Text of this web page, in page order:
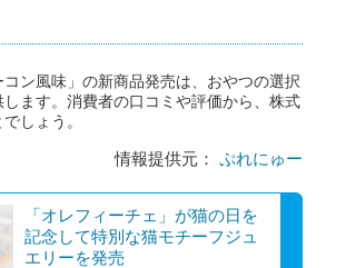
ン風味」の新商品発売は、おやつの選択
ます。消費者の口コミや評価から、株式
しょう。
情報提供元： ぷれにゅー
「オレフィーチェ」が猫の日を
記念して特別な猫モチーフジュ
エリーを発売